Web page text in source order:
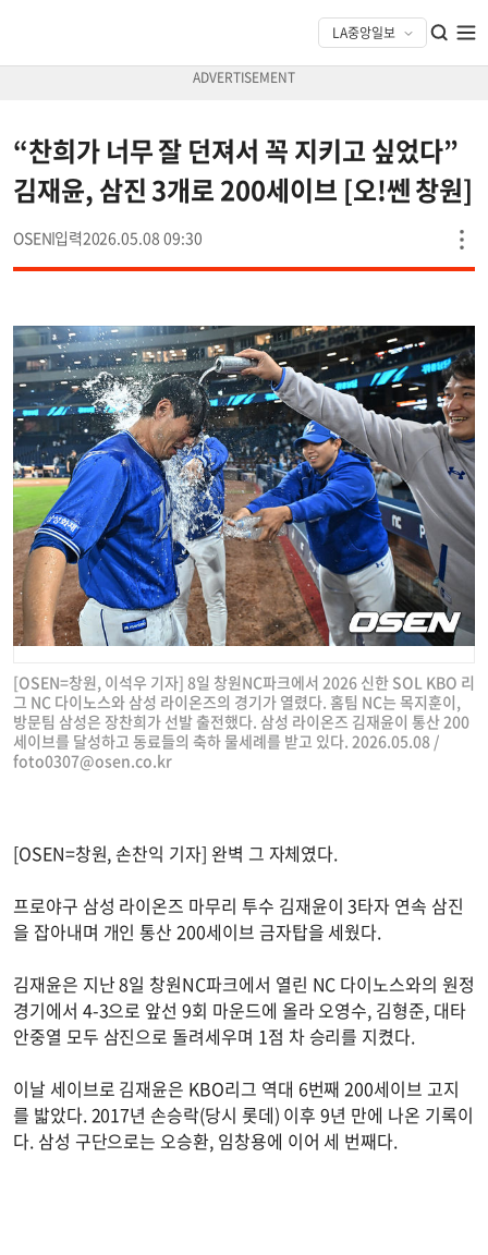
“찬희가 너무 잘 던져서 꼭 지키고 싶었다”
김재윤, 삼진 3개로 200세이브 [오!쎈 창원]
OSEN 2026.05.08 09:30
[OSEN=창원, 이석우 기자] 8일 창원NC파크에서 2026 신한 SOL KBO 리
그 NC 다이노스와 삼성 라이온즈의 경기가 열렸다. 홈팀 NC는 목지훈이,
방문팀 삼성은 장찬희가 선발 출전했다. 삼성 라이온즈 김재윤이 통산 200
세이브를 달성하고 동료들의 축하 물세례를 받고 있다. 2026.05.08 /
foto0307@osen.co.kr
[OSEN=창원, 손찬익 기자] 완벽 그 자체였다.
프로야구 삼성 라이온즈 마무리 투수 김재윤이 3타자 연속 삼진
을 잡아내며 개인 통산 200세이브 금자탑을 세웠다.
김재윤은 지난 8일 창원NC파크에서 열린 NC 다이노스와의 원정
경기에서 4-3으로 앞선 9회 마운드에 올라 오영수, 김형준, 대타
안중열 모두 삼진으로 돌려세우며 1점 차 승리를 지켰다.
이날 세이브로 김재윤은 KBO리그 역대 6번째 200세이브 고지
를 밟았다. 2017년 손승락(당시 롯데) 이후 9년 만에 나온 기록이
다. 삼성 구단으로는 오승환, 임창용에 이어 세 번째다.